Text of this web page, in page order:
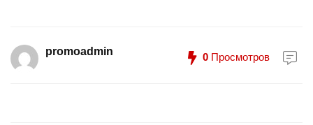
promoadmin 0 Просмотров